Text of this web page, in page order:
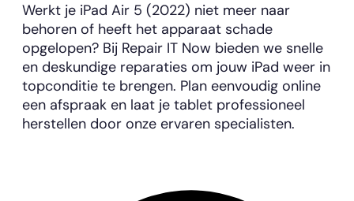
Werkt je iPad Air 5 (2022) niet meer naar
behoren of heeft het apparaat schade
opgelopen? Bij Repair IT Now bieden we snelle
en deskundige reparaties om jouw iPad weer in
topconditie te brengen. Plan eenvoudig online
een afspraak en laat je tablet professioneel
herstellen door onze ervaren specialisten.